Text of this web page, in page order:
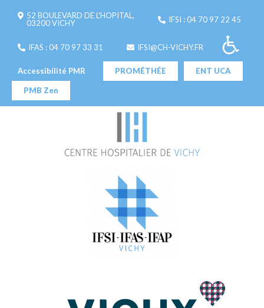
52 BOULEVARD DE L'HOPITAL,
03200 VICHY
IFSI : 04 70 97 22 45
IFAS : 04 70 97 33 31 IFSI@CH-VICHY.FR
Accessibilité PMR PROMÉTHÉE ENT UCA
PMB Zen